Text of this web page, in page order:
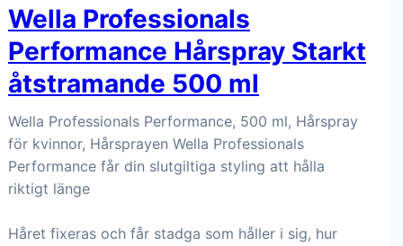
Wella Professionals
Performance Hårspray Starkt
åtstramande 500 ml
Wella Professionals Performance, 500 ml, Hårspray
för kvinnor, Hårsprayen Wella Professionals
Performance får din slutgiltiga styling att hålla
riktigt länge
Håret fixeras och får stadga som håller i sig, hur